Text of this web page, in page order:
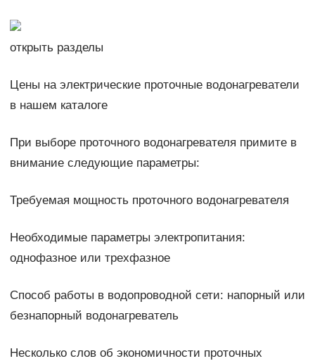
открыть разделы
Цены на электрические проточные водонагреватели
в нашем каталоге
При выборе проточного водонагревателя примите в
внимание следующие параметры:
Требуемая мощность проточного водонагревателя
Необходимые параметры электропитания:
однофазное или трехфазное
Способ работы в водопроводной сети: напорный или
безнапорный водонагреватель
Несколько слов об экономичности проточных